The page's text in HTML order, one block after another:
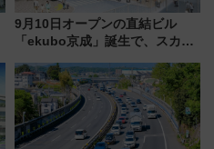
9月10日オープンの直結ビル
「ekubo京成」誕生で、スカイ
新鎌ヶ谷はどう変わる？ 全テナ
ント情報も公開！